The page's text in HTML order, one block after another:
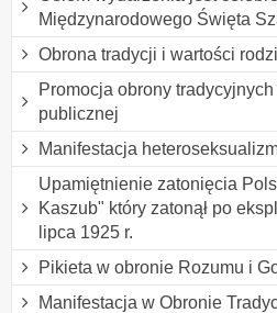
Międzynarodowego Święta
Obrona tradycji i wartości
Promocja obrony
publicznej
Manifestacja
Upamiętnienie zatonięcia
Kaszub" który zatonął po
lipca 1925 r.
Pikieta w obronie Rozumu i
Manifestacja w Obronie